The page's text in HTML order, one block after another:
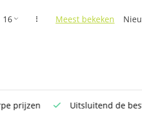
Meest bekeken
Gratis verstuurd